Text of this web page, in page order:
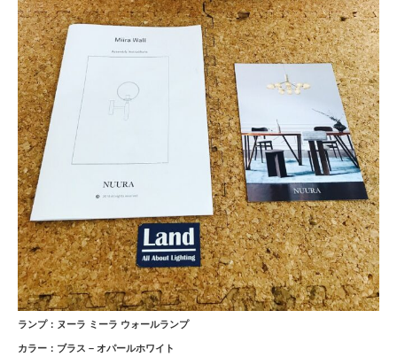
ランプ：ヌーラ ミーラ ウォールランプ
カラー：ブラス – オパールホワイト